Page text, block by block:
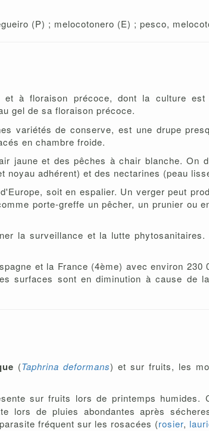
(P) ; melocotonero (E) ; pesco,
à floraison précoce, dont la culture est
gel de sa floraison précoce.
variétés de conserve, est une drupe
en chambre froide.
jaune et des pêches à chair blanche. On
adhérent) et des nectarines (peau
soit en espalier. Un verger peut
porte-greffe un pêcher, un prunier ou
la surveillance et la lutte
et la France (4ème) avec environ 230
surfaces sont en diminution à cause de
(Taphrina deformans) et sur fruits, les
sur fruits lors de printemps humides.
de pluies abondantes après
fréquent sur les rosacées (rosier,